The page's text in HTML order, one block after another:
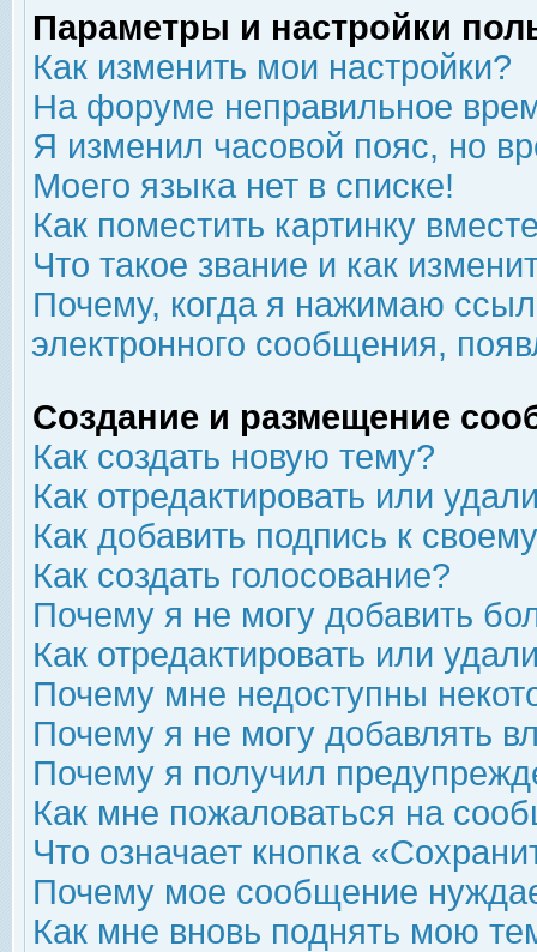
Параметры и настройки
Как изменить мои настройки?
На форуме неправильное
Я изменил часовой пояс, но
Моего языка нет в списке!
Как поместить картинку
Что такое звание и как
Почему, когда я нажимаю
электронного сообщения,
Создание и размещение
Как создать новую тему?
Как отредактировать или
Как добавить подпись к
Как создать голосование?
Почему я не могу добавить
Как отредактировать или
Почему мне недоступны
Почему я не могу добавлять
Почему я получил
Как мне пожаловаться на
Что означает кнопка
Почему мое сообщение
Как мне вновь поднять мою